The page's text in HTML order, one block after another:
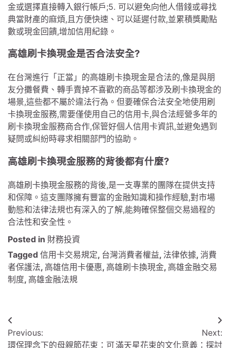
金或選擇直接轉入銀行帳戶;5. 可以避免向他人借錢或尋找
典當財產的麻煩,且方便快速、可以延遲付款,並累積獎勵點
數或現金回饋,增加信用紀錄。
高雄刷卡換現金是否合法安全?
在台灣進行「正當」的高雄刷卡換現金是合法的,像是與朋
友分攤餐費、轉手賣掉不喜歡的商品等都涉及刷卡換現金的
場景,這些都不屬於違法行為。但要確保合法安全地使用刷
卡換現金服務,需要僅使用自己的信用卡,與合法經營多年的
刷卡換現金服務商合作,保管好個人信用卡資訊,並避免遇到
疑問或糾紛時尋求相關部門的協助。
高雄刷卡換現金服務的背後都有什麼?
高雄刷卡換現金服務的背後,是一支專業的團隊在提供支持
和保障。這支團隊擁有豐富的金融知識和操作經驗,對市場
動態和法律法規也有深入的了解,能夠確保整個交易過程的
合法性和安全性。
Posted in 財務投資
Tagged 信用卡交易規定, 台灣消費者權益, 法律依據, 消費
者保護法, 高雄信用卡優惠, 高雄刷卡換現金, 高雄金融交易
制度, 高雄金融法規
文
章
Previous:
環保理念下的母親節花束：可
Next:
滿天星花束的文化意義：探討